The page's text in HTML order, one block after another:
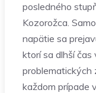
posledného
Kozorožca.
napätie sa
ktorí sa dlhší čas
problematických
každom prípade